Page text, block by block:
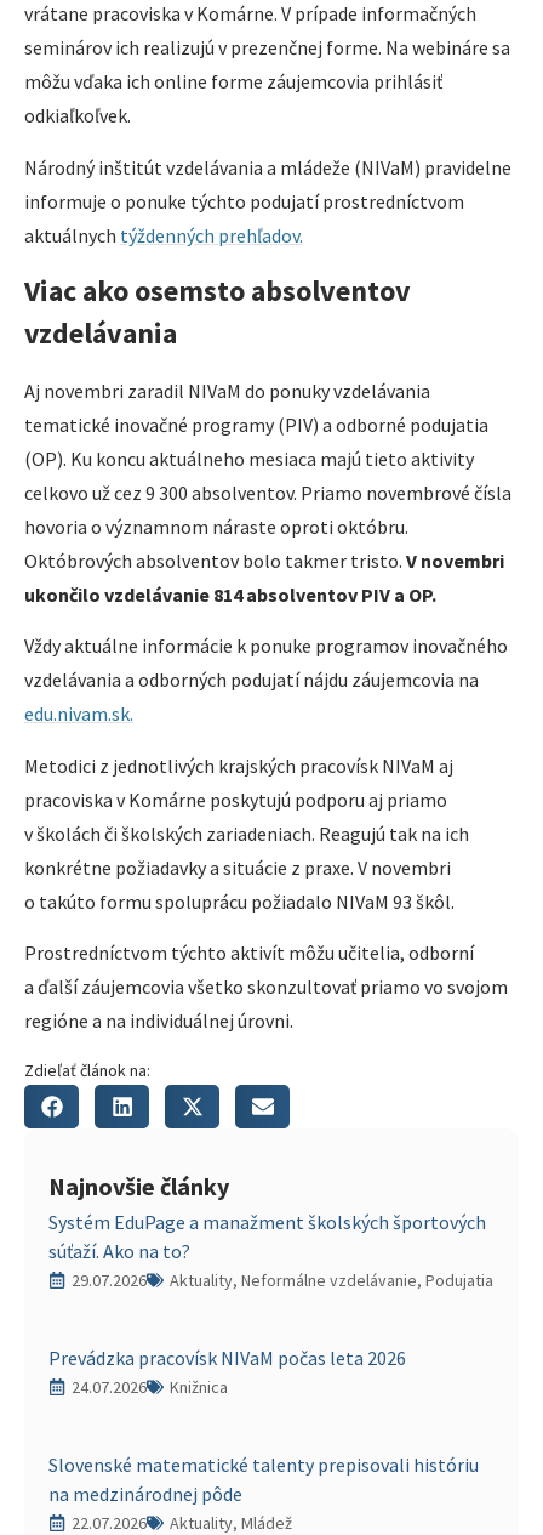
vrátane pracoviska v Komárne. V prípade informačných
seminárov ich realizujú v prezenčnej forme. Na webináre sa
môžu vďaka ich online forme záujemcovia prihlásiť
odkiaľkoľvek.
Národný inštitút vzdelávania a mládeže (NIVaM) pravidelne
informuje o ponuke týchto podujatí prostredníctvom
aktuálnych týždenných prehľadov.
Viac ako osemsto absolventov
vzdelávania
Aj novembri zaradil NIVaM do ponuky vzdelávania
tematické inovačné programy (PIV) a odborné podujatia
(OP). Ku koncu aktuálneho mesiaca majú tieto aktivity
celkovo už cez 9 300 absolventov. Priamo novembrové čísla
hovoria o významnom náraste oproti októbru.
Októbrových absolventov bolo takmer tristo. V novembri
ukončilo vzdelávanie 814 absolventov PIV a OP.
Vždy aktuálne informácie k ponuke programov inovačného
vzdelávania a odborných podujatí nájdu záujemcovia na
edu.nivam.sk.
Metodici z jednotlivých krajských pracovísk NIVaM aj
pracoviska v Komárne poskytujú podporu aj priamo
v školách či školských zariadeniach. Reagujú tak na ich
konkrétne požiadavky a situácie z praxe. V novembri
o takúto formu spoluprácu požiadalo NIVaM 93 škôl.
Prostredníctvom týchto aktivít môžu učitelia, odborní
a ďalší záujemcovia všetko skonzultovať priamo vo svojom
regióne a na individuálnej úrovni.
Zdieľať článok na:
Najnovšie články
Systém EduPage a manažment školských športových
súťaží. Ako na to?
29.07.2026 Aktuality, Neformálne vzdelávanie, Podujatia
Prevádzka pracovísk NIVaM počas leta 2026
24.07.2026 Knižnica
Slovenské matematické talenty prepisovali históriu
na medzinárodnej pôde
22.07.2026 Aktuality, Mládež